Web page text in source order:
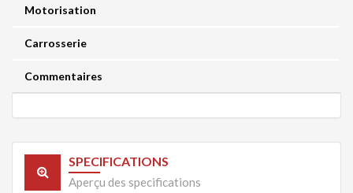
Motorisation
Carrosserie
Commentaires
SPECIFICATIONS
Aperçu des specifications